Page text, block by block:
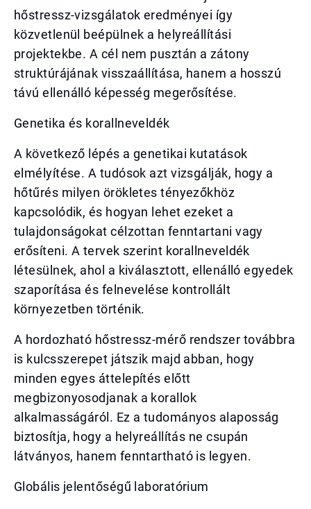
hőstressz-vizsgálatok eredményei így
közvetlenül beépülnek a helyreállítási
projektekbe. A cél nem pusztán a zátony
struktúrájának visszaállítása, hanem a hosszú
távú ellenálló képesség megerősítése.
Genetika és korallneveldék
A következő lépés a genetikai kutatások
elmélyítése. A tudósok azt vizsgálják, hogy a
hőtűrés milyen örökletes tényezőkhöz
kapcsolódik, és hogyan lehet ezeket a
tulajdonságokat célzottan fenntartani vagy
erősíteni. A tervek szerint korallneveldék
létesülnek, ahol a kiválasztott, ellenálló egyedek
szaporítása és felnevelése kontrollált
környezetben történik.
A hordozható hőstressz-mérő rendszer továbbra
is kulcsszerepet játszik majd abban, hogy
minden egyes áttelepítés előtt
megbizonyosodjanak a korallok
alkalmasságáról. Ez a tudományos alaposság
biztosítja, hogy a helyreállítás ne csupán
látványos, hanem fenntartható is legyen.
Globális jelentőségű laboratórium